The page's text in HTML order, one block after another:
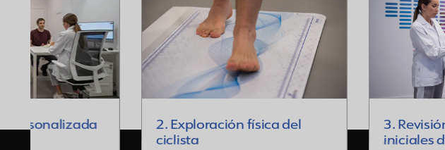
2. Exploración física del
3. Revisión de las medidas
iniciales de la bicicleta